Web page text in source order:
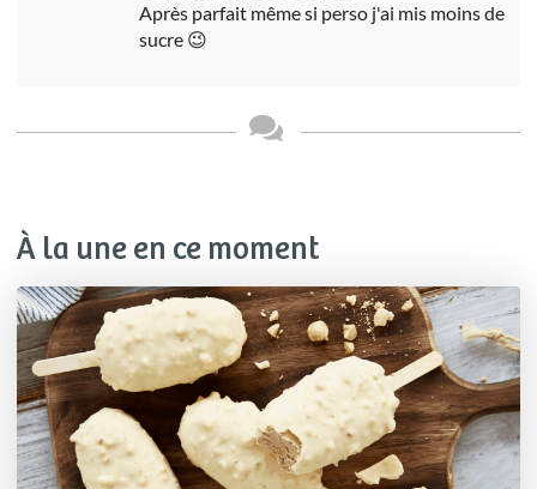
Après parfait même si perso j'ai mis moins de
sucre 😉
À la une en ce moment